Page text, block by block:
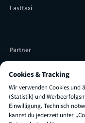
Lasttaxi
Partner
Subunternehmer Login
TRUXI als Lieferpartner
engagieren
Cookies & Tracking
Wir verwenden Cookies und
(Statistik) und
Einwilligung. Technisch
kannst du jederzeit unter